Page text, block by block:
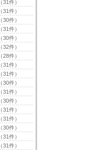
（31件）
（31件）
（30件）
（31件）
（30件）
（32件）
（28件）
（31件）
（31件）
（30件）
（31件）
（30件）
（31件）
（31件）
（30件）
（31件）
（31件）